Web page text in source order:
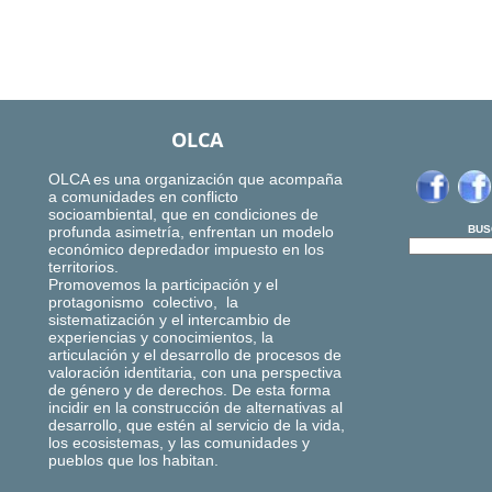
OLCA
OLCA es una organización que acompaña
a comunidades en conflicto
socioambiental, que en condiciones de
profunda asimetría, enfrentan un modelo
económico depredador impuesto en los
territorios.
Promovemos la participación y el
protagonismo colectivo, la
sistematización y el intercambio de
experiencias y conocimientos, la
articulación y el desarrollo de procesos de
valoración identitaria, con una perspectiva
de género y de derechos. De esta forma
incidir en la construcción de alternativas al
desarrollo, que estén al servicio de la vida,
los ecosistemas, y las comunidades y
pueblos que los habitan.